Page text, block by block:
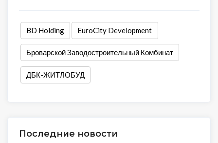
BD Holding EuroCity Development
Броварской Заводостроительный Комбинат
ДБК-ЖИТЛОБУД
Последние новости